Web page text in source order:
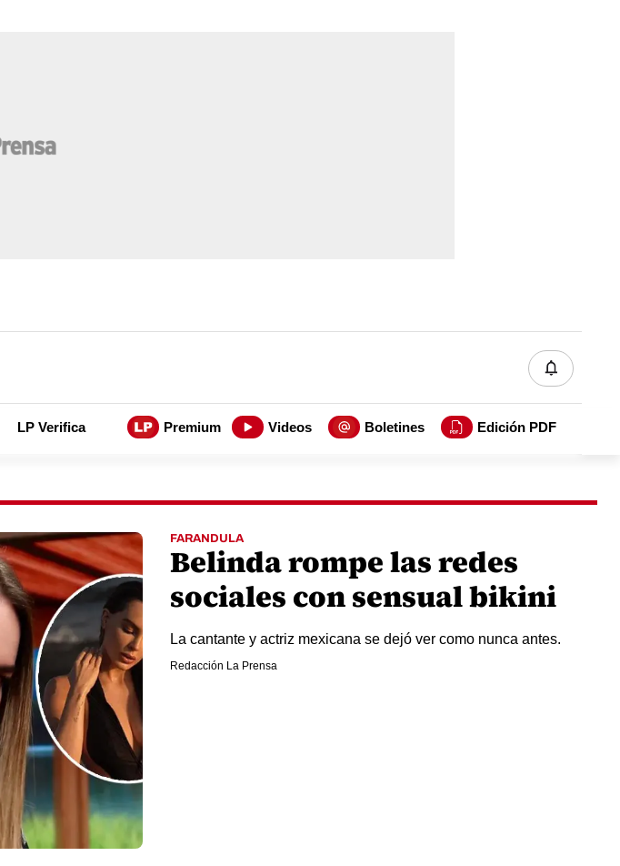
LP Verifica Premium Videos Boletines Edición PDF
FARANDULA
Belinda rompe las redes
sociales con sensual bikini
La cantante y actriz mexicana se dejó ver como nunca antes.
Redacción La Prensa